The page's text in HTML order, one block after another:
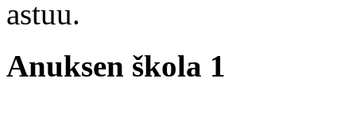
astuu.
Anuksen škola 1